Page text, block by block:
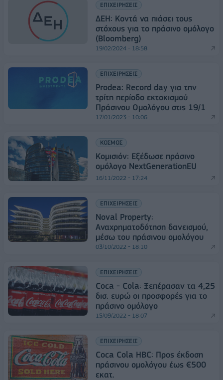
ΕΠΙΧΕΙΡΗΣΕΙΣ
ΔΕΗ: Κοντά να πιάσει τους
στόχους για το πράσινο ομόλογο
(Bloomberg)
19/02/2024 - 18:58
ΕΠΙΧΕΙΡΗΣΕΙΣ
Prodea: Record day για την
τρίτη περίοδο εκτοκισμού
Πράσινου Ομολόγου στις 19/1
17/01/2023 - 10:06
ΚΟΣΜΟΣ
Κομισιόν: Εξέδωσε πράσινο
ομόλογο NextGenerationEU
16/11/2022 - 17:24
ΕΠΙΧΕΙΡΗΣΕΙΣ
Noval Property:
Αναχρηματοδότηση δανεισμού,
μέσω του πράσινου ομολόγου
03/10/2022 - 18:10
ΕΠΙΧΕΙΡΗΣΕΙΣ
Coca - Cola: Ξεπέρασαν τα 4,25
δισ. ευρώ οι προσφορές για το
πράσινο ομόλογο
15/09/2022 - 18:07
ΕΠΙΧΕΙΡΗΣΕΙΣ
Coca Cola HBC: Προς έκδοση
πράσινου ομολόγου έως €500
εκατ.